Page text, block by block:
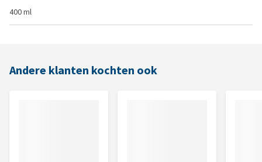
400 ml
Andere klanten kochten ook